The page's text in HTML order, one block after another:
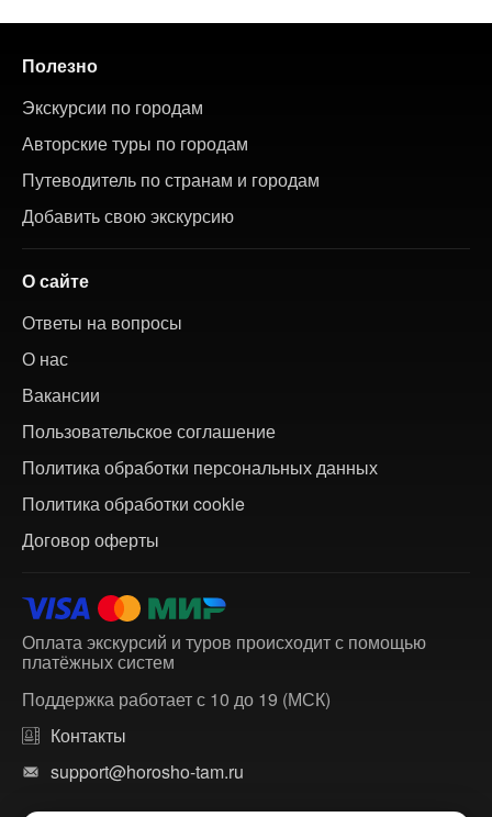
Полезно
Экскурсии по городам
Авторские туры по городам
Путеводитель по странам и городам
Добавить свою экскурсию
О сайте
Ответы на вопросы
О нас
Вакансии
Пользовательское соглашение
Политика обработки персональных данных
Политика обработки cookie
Договор оферты
Оплата экскурсий и туров происходит с помощью
платёжных систем
Поддержка работает с 10 до 19 (МСК)
Контакты
support@horosho-tam.ru